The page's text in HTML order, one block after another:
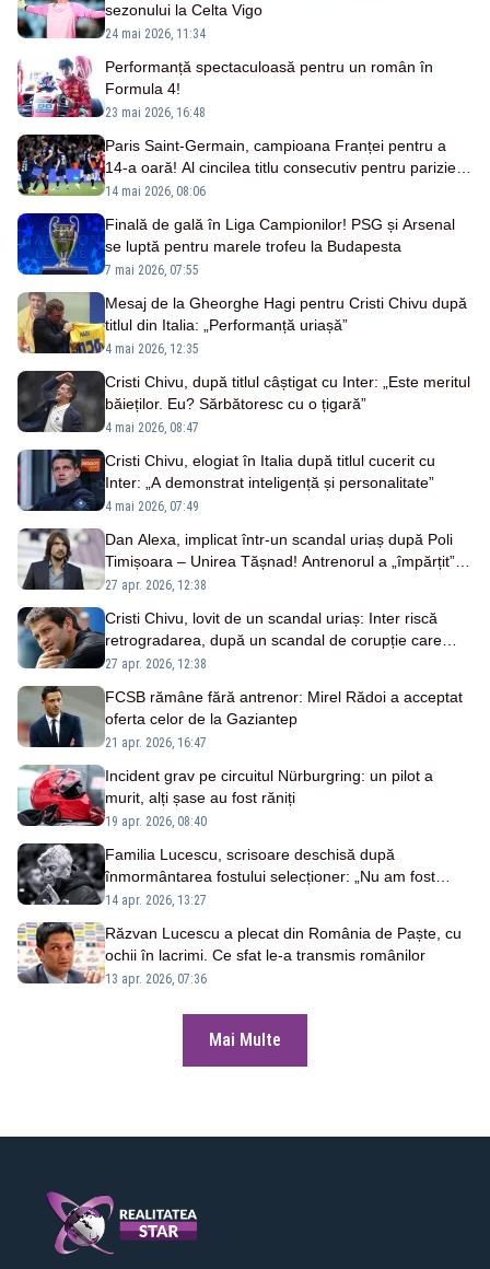
sezonului la Celta Vigo
24 mai 2026, 11:34
Performanță spectaculoasă pentru un român în
Formula 4!
23 mai 2026, 16:48
Paris Saint-Germain, campioana Franței pentru a
14-a oară! Al cincilea titlu consecutiv pentru parizieni
după 2-0 cu RC Lens
14 mai 2026, 08:06
Finală de gală în Liga Campionilor! PSG și Arsenal
se luptă pentru marele trofeu la Budapesta
7 mai 2026, 07:55
Mesaj de la Gheorghe Hagi pentru Cristi Chivu după
titlul din Italia: „Performanță uriașă”
4 mai 2026, 12:35
Cristi Chivu, după titlul câștigat cu Inter: „Este meritul
băieților. Eu? Sărbătoresc cu o țigară”
4 mai 2026, 08:47
Cristi Chivu, elogiat în Italia după titlul cucerit cu
Inter: „A demonstrat inteligență și personalitate”
4 mai 2026, 07:49
Dan Alexa, implicat într-un scandal uriaș după Poli
Timișoara – Unirea Tășnad! Antrenorul a „împărțit”
pumni pe teren
27 apr. 2026, 12:38
Cristi Chivu, lovit de un scandal uriaș: Inter riscă
retrogradarea, după un scandal de corupție care
zguduie fotbalul italian
27 apr. 2026, 12:38
FCSB rămâne fără antrenor: Mirel Rădoi a acceptat
oferta celor de la Gaziantep
21 apr. 2026, 16:47
Incident grav pe circuitul Nürburgring: un pilot a
murit, alți șase au fost răniți
19 apr. 2026, 08:40
Familia Lucescu, scrisoare deschisă după
înmormântarea fostului selecționer: „Nu am fost
singuri nicio clipă. Vă mulțumim!”
14 apr. 2026, 13:27
Răzvan Lucescu a plecat din România de Paște, cu
ochii în lacrimi. Ce sfat le-a transmis românilor
13 apr. 2026, 07:36
Mai Multe